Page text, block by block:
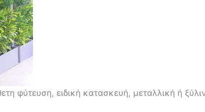
φύτευση, ειδική κατασκευή, μεταλλική ή